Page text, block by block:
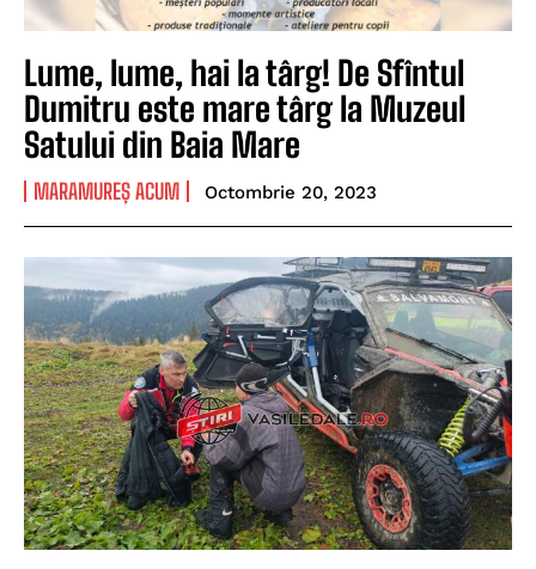
Lume, lume, hai la târg! De Sfîntul
Dumitru este mare târg la Muzeul
Satului din Baia Mare
MARAMUREȘ ACUM Octombrie 20, 2023